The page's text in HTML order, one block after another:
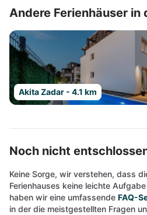
Andere Ferienhäuser in
Akita Zadar - 4.1 km
Noch nicht
Keine Sorge, wir verstehen, dass
Ferienhauses keine leichte
haben wir eine umfassende FAQ-
in der die meistgestellten Fragen